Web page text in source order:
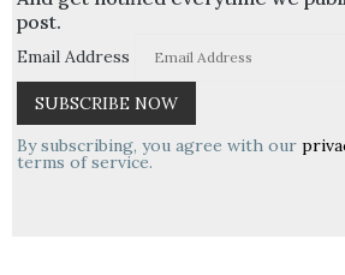
post.
Email Address
By subscribing, you agree with our
terms of service.